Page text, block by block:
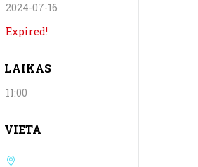
2024-07-16
Expired!
LAIKAS
11:00
VIETA